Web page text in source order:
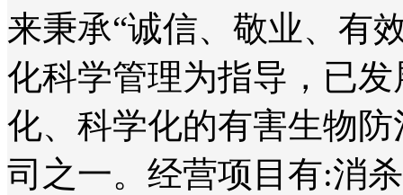
来秉承“诚信、敬业、有
化科学管理为指导，已
化、科学化的有害生物
司之一。经营项目有:消